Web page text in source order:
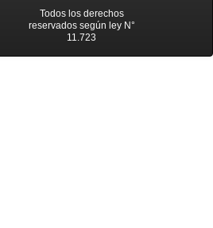
Todos los derechos
reservados según ley N°
11.723